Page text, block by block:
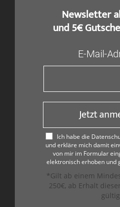
Newsletter
und 5€
E-Mail-
Jetzt
Ich habe die
und erkläre mich damit
von mir im Formular
elektronisch erhoben und
*Gilt ab einem
250€, ab Erhalt
gültig